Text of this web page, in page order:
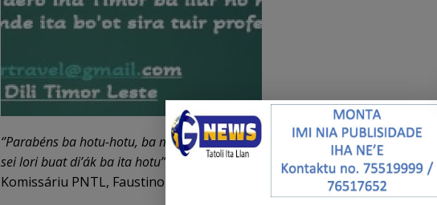
‘’Parabéns ba hotu-hotu, ba média, públiku inklui kandidatu sira hotu, espera
sei lori buat di’ák ba ita hotu’’ , Espressa apressiasaun husi KOMJER ONTL,
Komissáriu PNTL, Faustino Da Costa iha Timor Plaza (Dili), 28/03/2022.